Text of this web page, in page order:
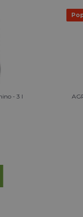
- 3 l